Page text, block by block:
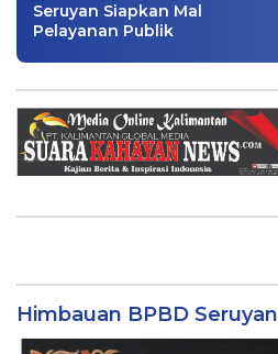
Seruyan Siapkan Mal
Pelayanan Publik
Himbauan BPBD Seruyan